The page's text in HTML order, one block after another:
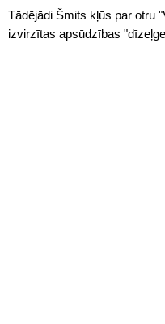
Tādējādi Šmits kļūs par otru
izvirzītas apsūdzības